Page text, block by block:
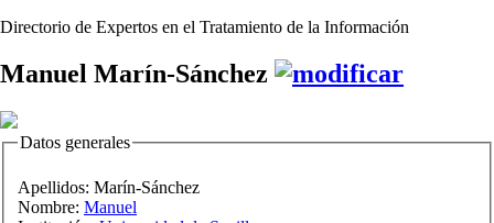
Directorio de Expertos en el Tratamiento de la Información
Manuel Marín-Sánchez
Datos generales
Apellidos: Marín-Sánchez
Nombre: Manuel